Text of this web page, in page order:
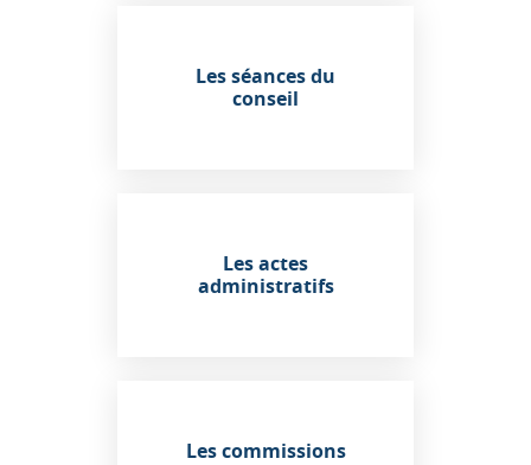
Les séances du
conseil
Les actes
administratifs
Les commissions